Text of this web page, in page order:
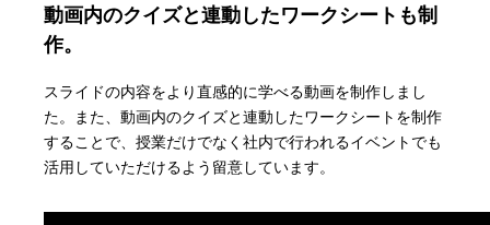
動画内のクイズと連動したワークシートも制
作。
スライドの内容をより直感的に学べる動画を制作しまし
た。また、動画内のクイズと連動したワークシートを制作
することで、授業だけでなく社内で行われるイベントでも
活用していただけるよう留意しています。